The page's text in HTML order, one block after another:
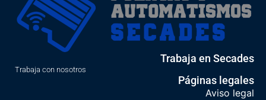
Trabaja en Secades
Trabaja con nosotros
Páginas legales
Aviso legal